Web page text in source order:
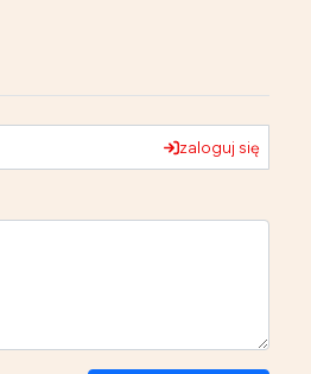
zaloguj się